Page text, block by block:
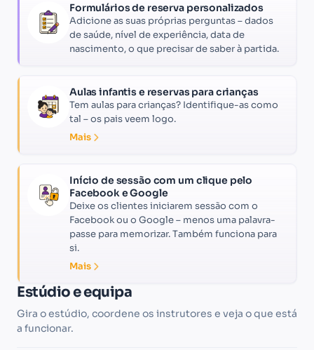
Formulários de reserva personalizados
Adicione as suas próprias perguntas – dados
de saúde, nível de experiência, data de
nascimento, o que precisar de saber à partida.
Aulas infantis e reservas para crianças
Tem aulas para crianças? Identifique-as como
tal – os pais veem logo.
Mais
Início de sessão com um clique pelo
Facebook e Google
Deixe os clientes iniciarem sessão com o
Facebook ou o Google – menos uma palavra-
passe para memorizar. Também funciona para
si.
Mais
Estúdio e equipa
Gira o estúdio, coordene os instrutores e veja o que está
a funcionar.